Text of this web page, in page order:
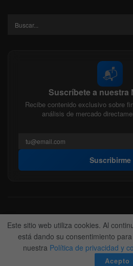
📬
Suscríbete a nuestra
Recibe contenido exclusivo sobre
análisis de mercado
Suscribirme
Acerca de nosotros Politica Editorial
Contactanos
Anunciate
© 2022-2026BitFinanzas- Hecho porTeam
Este sitio web utiliza cookies. Al
está dando su consentimiento
nuestra Política de privacidad y
Acepto